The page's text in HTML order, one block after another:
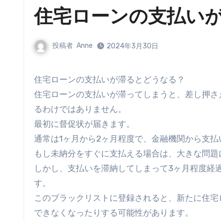
住宅ローンの支払い
投稿者 Anne 2024年3月30日
住宅ローンの支払いが滞るとどうなる？
住宅ローンの支払いが滞ってしまうと、差し押
るわけではありません。
最初に督促状が届きます。
通常は1ヶ月から2ヶ月程度で、金融機関から支
もし未納分をすぐに支払える場合は、大きな問
しかし、支払いを滞納してしまって3ヶ月程度
す。
このブラックリストに登録されると、新たに住
できなくなったりする可能性があります。